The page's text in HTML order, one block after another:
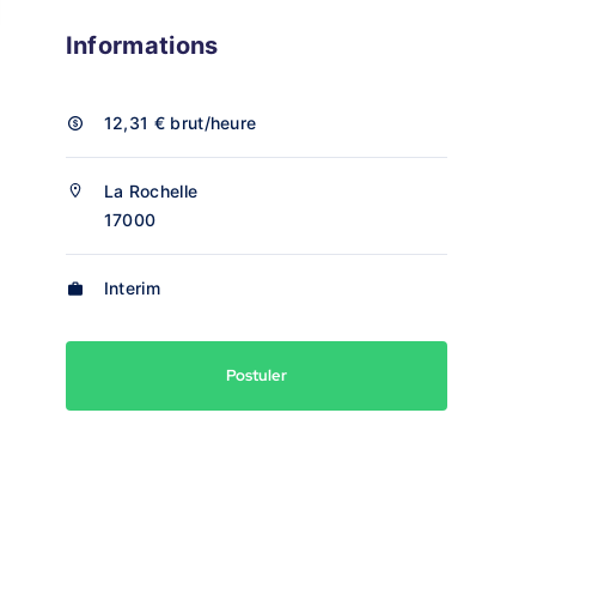
Informations
12,31 € brut/heure
La Rochelle
17000
Interim
Postuler